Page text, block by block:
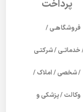
پرداخت
فروشگاهـی /
خدماتـی / شرکتـی
/ شخصی / املاک /
وکالت / پزشکی و